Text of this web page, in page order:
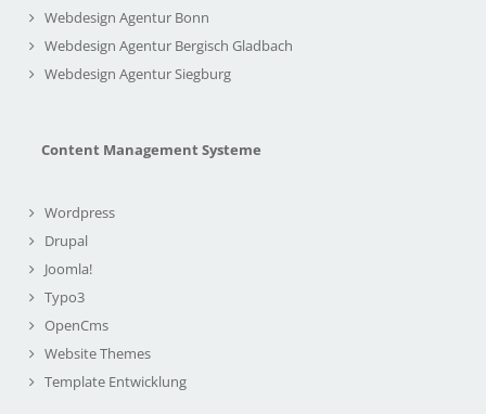
Webdesign Agentur Bonn
Webdesign Agentur Bergisch Gladbach
Webdesign Agentur Siegburg
Content Management Systeme
Wordpress
Drupal
Joomla!
Typo3
OpenCms
Website Themes
Template Entwicklung